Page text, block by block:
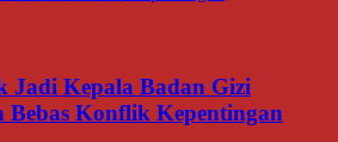
Jadi Kepala Badan Gizi
Bebas Konflik Kepentingan